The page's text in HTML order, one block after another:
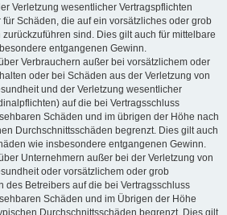
Verletzung wesentlicher Vertragspflichten
Schäden, die auf ein vorsätzliches oder grob
sind. Dies gilt auch für mittelbare
entgangenen Gewinn.
Verbrauchern außer bei vorsätzlichem oder
oder bei Schäden aus der Verletzung von
und der Verletzung wesentlicher
auf die bei Vertragsschluss
Schäden und im übrigen der Höhe nach
Durchschnittsschäden begrenzt. Dies gilt auch
wie insbesondere entgangenen Gewinn.
Unternehmern außer bei der Verletzung von
oder vorsätzlichem oder grob
des Betreibers auf die bei Vertragsschluss
Schäden und im Übrigen der Höhe
Durchschnittsschäden begrenzt. Dies gilt